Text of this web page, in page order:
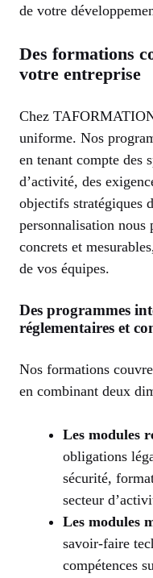
de votre
Des formations
votre entreprise
Chez
uniforme. Nos
en tenant compte des
d’activité, des
objectifs stratégiques
personnalisation nous
concrets et
de vos équipes.
Des programmes
réglementaires et
Nos formations
en combinant deux
Les modules
obligations
sécurité,
secteur
Les modules
savoir-faire
compétences